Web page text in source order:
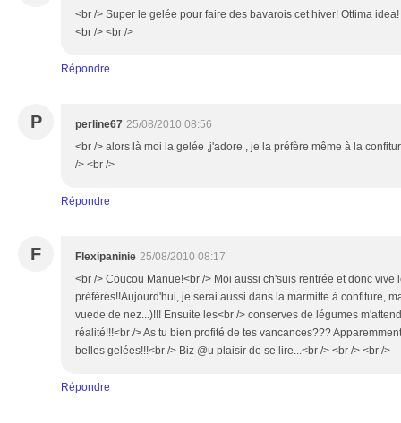
<br /> Super le gelée pour faire des bavarois cet hiver! Ottima
<br /> <br />
Répondre
P perline67 25/08/2010 08:56
<br /> alors là moi la gelée ,j'adore , je la préfère même à la
/> <br />
Répondre
F Flexipaninie 25/08/2010 08:17
<br /> Coucou Manue!<br /> Moi aussi ch'suis rentrée et donc vive
préférés!!Aujourd'hui, je serai aussi dans la marmitte à confiture,
vuede de nez...)!!! Ensuite les<br /> conserves de légumes
réalité!!!<br /> As tu bien profité de tes vancances???
belles gelées!!!<br /> Biz @u plaisir de se lire...<br /> <br /> <br />
Répondre